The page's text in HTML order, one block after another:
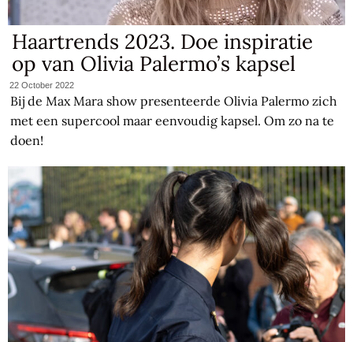
Haartrends 2023. Doe inspiratie
op van Olivia Palermo’s kapsel
22 October 2022
Bij de Max Mara show presenteerde Olivia Palermo zich
met een supercool maar eenvoudig kapsel. Om zo na te
doen!